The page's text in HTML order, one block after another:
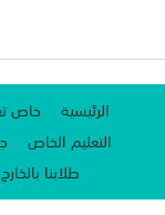
الرئيسية خاص
التعليم الخاص
طلابنا بالخارج